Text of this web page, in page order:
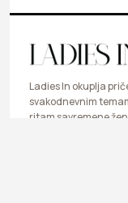
Ladies In okuplja
svakodnevnim
ritam savremene